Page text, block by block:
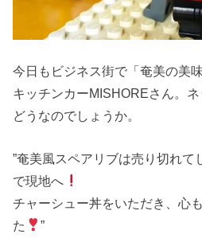
今日もビジネス街で「奄美の美
キッチンカーMISHOREさん。
どうなのでしょうか。
”奄美風スペアリブは売り切れて
で現地へ
チャーシュー丼をいただき、心
た
”